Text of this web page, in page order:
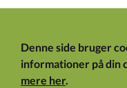
Denne side bruger
informationer på din
mere her.